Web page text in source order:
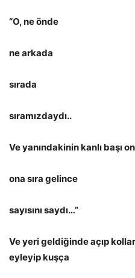
“O, ne önde
ne arkada
sırada
sıramızdaydı..
Ve yanındakinin kanlı başı
ona sıra gelince
sayısını saydı…”
Ve yeri geldiğinde açıp
eyleyip kuşça